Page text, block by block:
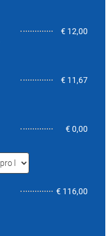
€ 12,00
€ 11,67
€ 0,00
€ 116,00